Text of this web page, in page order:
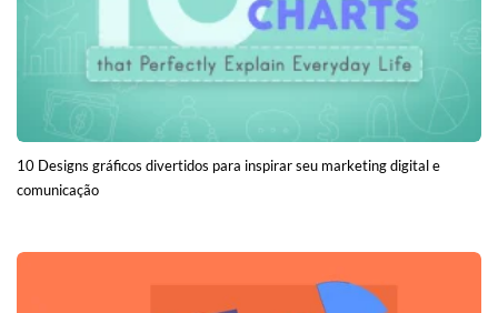
10 Designs gráficos divertidos para inspirar seu marketing digital e
comunicação